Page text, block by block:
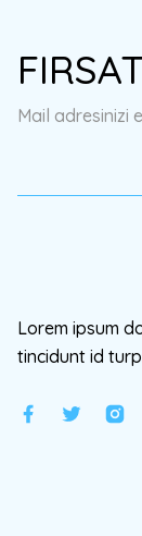
Ürün
Ürün fiyatı
Mail adresinizi
Lorem ipsum
tincidunt id